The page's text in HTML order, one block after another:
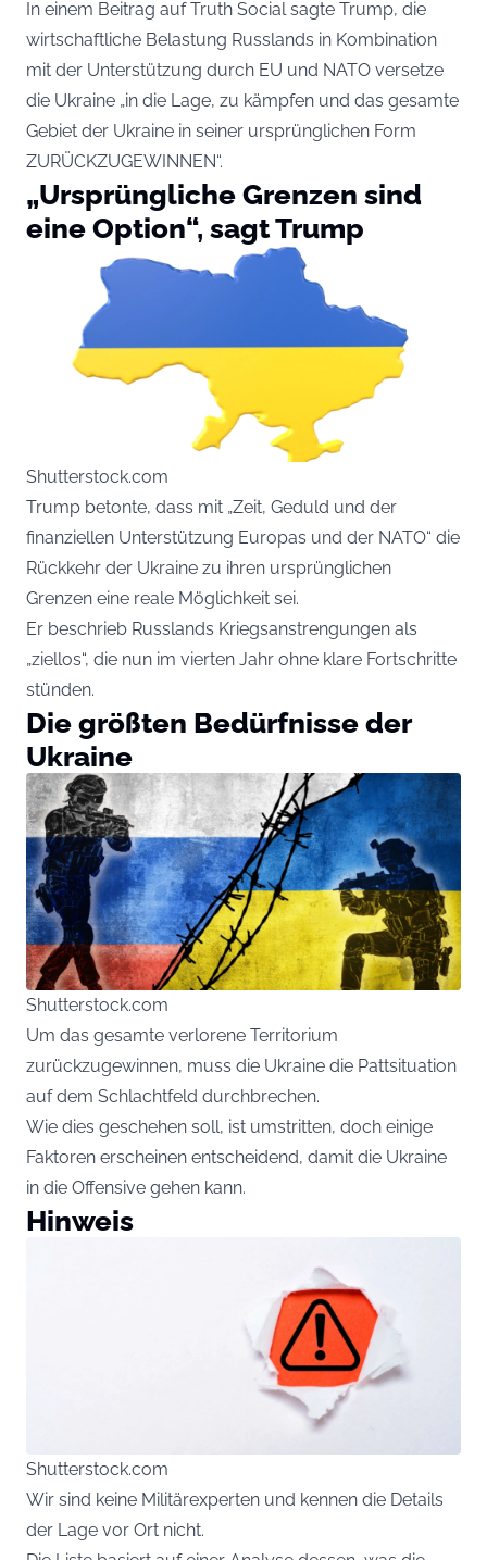
In einem Beitrag auf Truth Social sagte Trump, die
wirtschaftliche Belastung Russlands in Kombination
mit der Unterstützung durch EU und NATO versetze
die Ukraine „in die Lage, zu kämpfen und das gesamte
Gebiet der Ukraine in seiner ursprünglichen Form
ZURÜCKZUGEWINNEN“.
„Ursprüngliche Grenzen sind
eine Option“, sagt Trump
Shutterstock.com
Trump betonte, dass mit „Zeit, Geduld und der
finanziellen Unterstützung Europas und der NATO“ die
Rückkehr der Ukraine zu ihren ursprünglichen
Grenzen eine reale Möglichkeit sei.
Er beschrieb Russlands Kriegsanstrengungen als
„ziellos“, die nun im vierten Jahr ohne klare Fortschritte
stünden.
Die größten Bedürfnisse der
Ukraine
Shutterstock.com
Um das gesamte verlorene Territorium
zurückzugewinnen, muss die Ukraine die Pattsituation
auf dem Schlachtfeld durchbrechen.
Wie dies geschehen soll, ist umstritten, doch einige
Faktoren erscheinen entscheidend, damit die Ukraine
in die Offensive gehen kann.
Hinweis
Shutterstock.com
Wir sind keine Militärexperten und kennen die Details
der Lage vor Ort nicht.